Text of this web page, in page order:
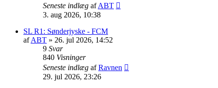
Seneste indlæg afABT
3. aug 2026, 10:38
SL R1: Sønderjyske - FCM
afABT » 26. jul 2026, 14:52
9 Svar
840 Visninger
Seneste indlæg afRavnen
29. jul 2026, 23:26